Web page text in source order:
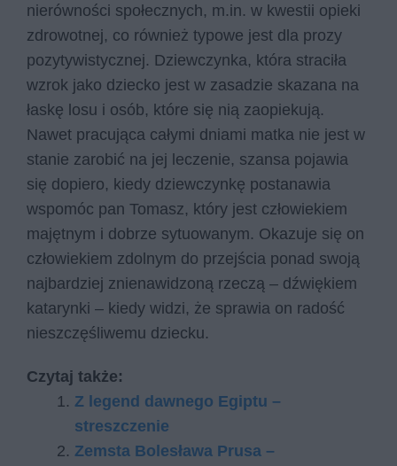
nierówności społecznych, m.in. w kwestii opieki
zdrowotnej, co również typowe jest dla prozy
pozytywistycznej. Dziewczynka, która straciła
wzrok jako dziecko jest w zasadzie skazana na
łaskę losu i osób, które się nią zaopiekują.
Nawet pracująca całymi dniami matka nie jest w
stanie zarobić na jej leczenie, szansa pojawia
się dopiero, kiedy dziewczynkę postanawia
wspomóc pan Tomasz, który jest człowiekiem
majętnym i dobrze sytuowanym. Okazuje się on
człowiekiem zdolnym do przejścia ponad swoją
najbardziej znienawidzoną rzeczą – dźwiękiem
katarynki – kiedy widzi, że sprawia on radość
nieszczęśliwemu dziecku.
Czytaj także:
Z legend dawnego Egiptu –
streszczenie
Zemsta Bolesława Prusa –